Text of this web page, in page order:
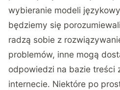
wybieranie modeli
będziemy się
radzą sobie z
problemów, inne mogą
odpowiedzi na bazie treści
internecie. Niektóre po